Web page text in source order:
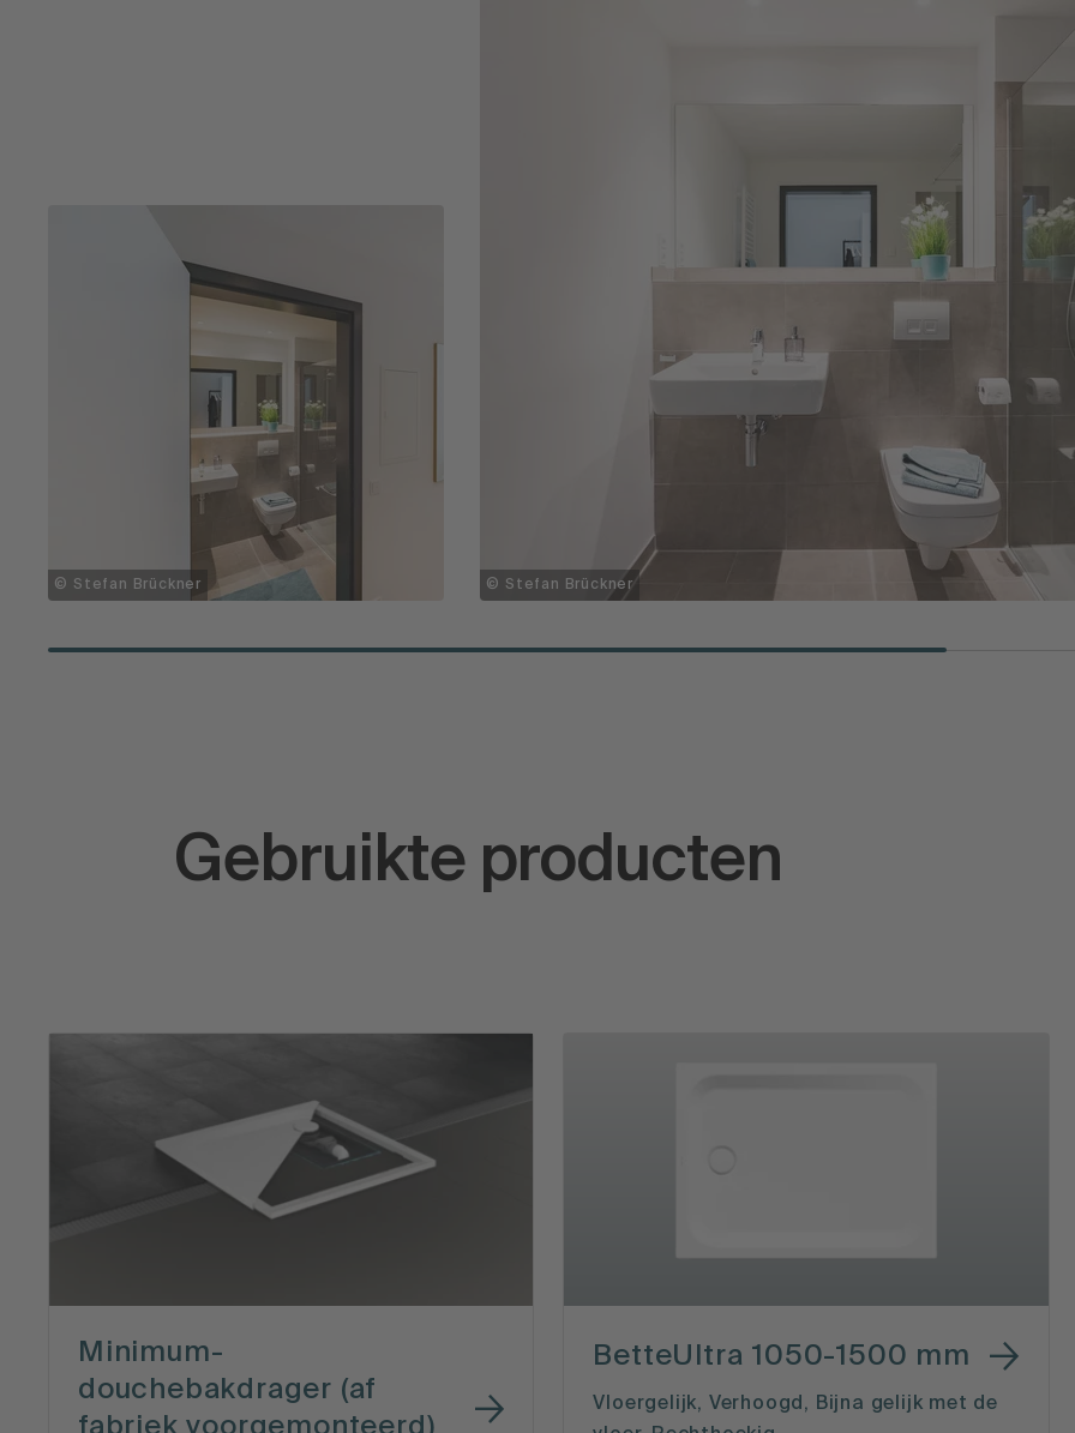
© Stefan Brückner © Stefan Brückner
Gebruikte producten
Minimum-
douchebakdrager (af
fabriek voorgemonteerd)
BetteUltra 1050-1500 mm
Vloergelijk, Verhoogd, Bijna gelijk met de